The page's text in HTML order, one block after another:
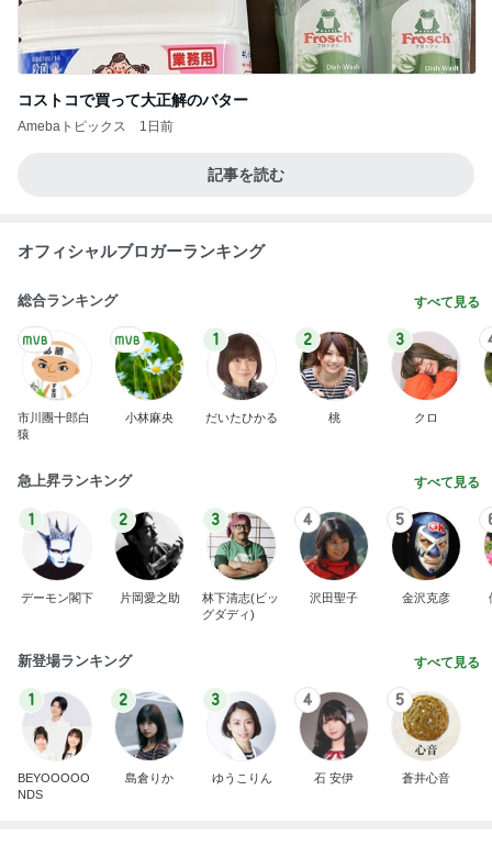
コストコで買って大正解のバター
Amebaトピックス 1日前
記事を読む
オフィシャルブロガーランキング
総合ランキング すべて見る
市川團十郎白
猿
小林麻央
1
だいたひかる
2
桃
3
クロ
急上昇ランキング すべて見る
1
デーモン閣下
2
片岡愛之助
3
林下清志(ビッ
グダディ)
4
沢田聖子
5
金沢克彦
新登場ランキング すべて見る
1
BEYOOOOO
NDS
2
島倉りか
3
ゆうこりん
4
石 安伊
5
蒼井心音